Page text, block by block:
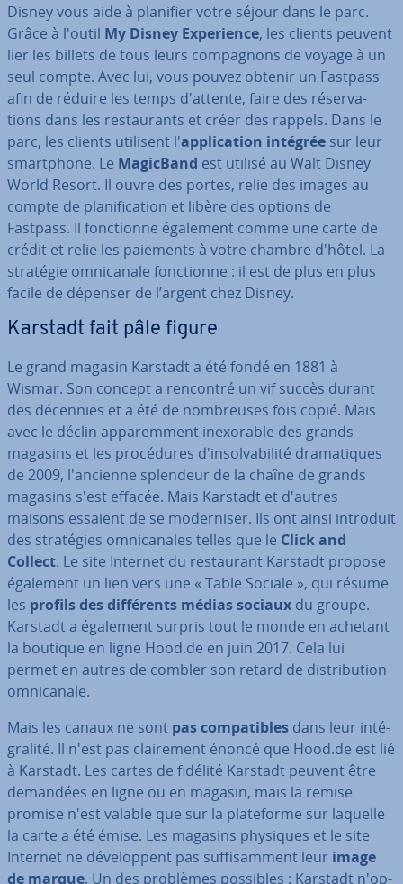
Disney vous aide à planifier votre séjour dans le parc.
Grâce à l'outil My Disney Ex­pe­rience, les clients peuvent
lier les billets de tous leurs com­pag­nons de voyage à un
seul compte. Avec lui, vous pouvez obtenir un Fastpass
afin de réduire les temps d'attente, faire des ré­ser­va­
tions dans les res­tau­rants et créer des rappels. Dans le
parc, les clients utilisent l'ap­pli­ca­tion intégrée sur leur
smart­phone. Le MagicBand est utilisé au Walt Disney
World Resort. Il ouvre des portes, relie des images au
compte de pla­ni­fi­ca­tion et libère des options de
Fastpass. Il fonc­tionne également comme une carte de
crédit et relie les paiements à votre chambre d'hôtel. La
stratégie om­ni­ca­nale fonc­tionne : il est de plus en plus
facile de dépenser de l’argent chez Disney.
Karstadt fait pâle figure
Le grand magasin Karstadt a été fondé en 1881 à
Wismar. Son concept a rencontré un vif succès durant
des décennies et a été de nom­breuses fois copié. Mais
avec le déclin ap­pa­rem­ment inexo­rable des grands
magasins et les pro­cé­dures d'in­sol­va­bi­lité dra­ma­tiques
de 2009, l'an­cienne splendeur de la chaîne de grands
magasins s'est effacée. Mais Karstadt et d'autres
maisons essaient de se mo­der­ni­ser. Ils ont ainsi introduit
des stra­té­gies om­ni­ca­nales telles que le Click and
Collect. Le site Internet du res­tau­rant Karstadt propose
également un lien vers une « Table Sociale », qui résume
les profils des dif­fé­rents médias sociaux du groupe.
Karstadt a également surpris tout le monde en achetant
la boutique en ligne Hood.de en juin 2017. Cela lui
permet en autres de combler son retard de dis­tri­bu­tion
om­ni­ca­nale.
Mais les canaux ne sont pas com­pa­tibles dans leur in­té­
gra­lité. Il n'est pas clai­re­ment énoncé que Hood.de est lié
à Karstadt. Les cartes de fidélité Karstadt peuvent être
demandées en ligne ou en magasin, mais la remise
promise n'est valable que sur la pla­te­forme sur laquelle
la carte a été émise. Les magasins physiques et le site
Internet ne dé­ve­lop­pent pas suf­fi­sam­ment leur image
de marque. Un des problèmes possibles : Karstadt n'op­